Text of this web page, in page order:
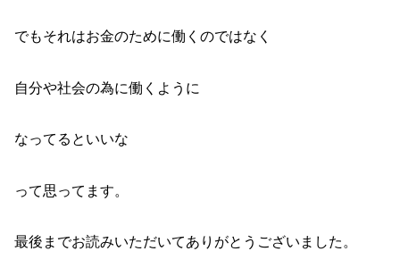
でもそれはお金のために働くのではなく
自分や社会の為に働くように
なってるといいな
って思ってます。
最後までお読みいただいてありがとうございました。